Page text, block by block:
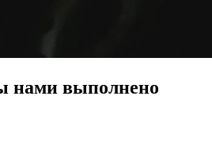
нами выполнено